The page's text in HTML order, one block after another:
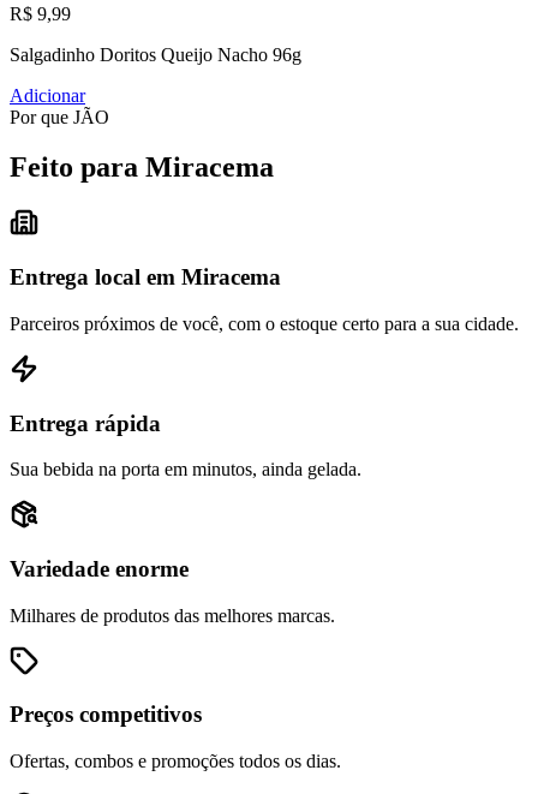
R$ 9,99
Salgadinho Doritos Queijo Nacho 96g
Adicionar
Por que JÃO
Feito para Miracema
Entrega local em Miracema
Parceiros próximos de você, com o estoque certo para a sua cidade.
Entrega rápida
Sua bebida na porta em minutos, ainda gelada.
Variedade enorme
Milhares de produtos das melhores marcas.
Preços competitivos
Ofertas, combos e promoções todos os dias.